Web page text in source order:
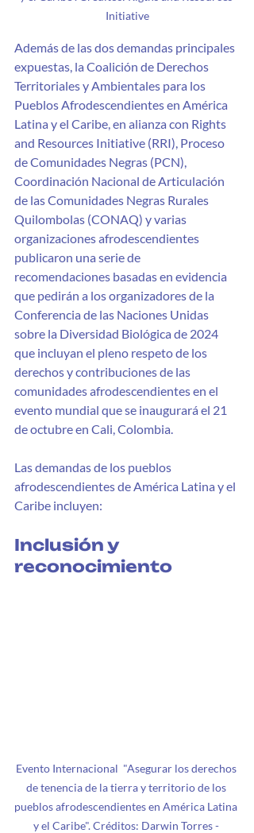
Initiative
Además de las dos demandas principales
expuestas, la Coalición de Derechos
Territoriales y Ambientales para los
Pueblos Afrodescendientes en América
Latina y el Caribe, en alianza con Rights
and Resources Initiative (RRI), Proceso
de Comunidades Negras (PCN),
Coordinación Nacional de Articulación
de las Comunidades Negras Rurales
Quilombolas (CONAQ) y varias
organizaciones afrodescendientes
publicaron una serie de
recomendaciones basadas en evidencia
que pedirán a los organizadores de la
Conferencia de las Naciones Unidas
sobre la Diversidad Biológica de 2024
que incluyan el pleno respeto de los
derechos y contribuciones de las
comunidades afrodescendientes en el
evento mundial que se inaugurará el 21
de octubre en Cali, Colombia.
Las demandas de los pueblos
afrodescendientes de América Latina y el
Caribe incluyen:
Inclusión y
reconocimiento
Evento Internacional  "Asegurar los derechos
de tenencia de la tierra y territorio de los
pueblos afrodescendientes en América Latina
y el Caribe". Créditos: Darwin Torres -